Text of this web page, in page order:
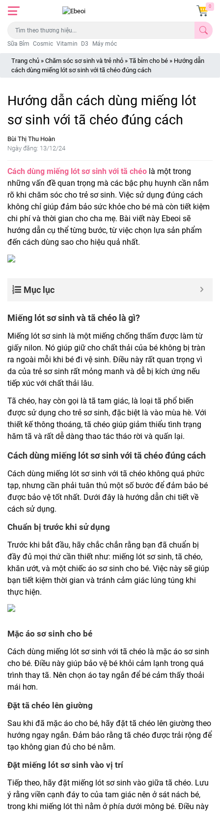
Sữa Bỉm Cosmic Vitamin D3 Máy móc
0
Trang chủ »Chăm sóc sơ sinh và trẻ nhỏ »Tã bỉm cho bé » Hướng dẫn
cách dùng miếng lót sơ sinh với tã chéo đúng cách
Hướng dẫn cách dùng miếng lót
sơ sinh với tã chéo đúng cách
Bùi Thị Thu Hoàn
Ngày đăng: 13/12/24
Cách dùng miếng lót sơ sinh với tã chéo là một trong
những vấn đề quan trọng mà các bậc phụ huynh cần nắm
rõ khi chăm sóc cho trẻ sơ sinh. Việc sử dụng đúng cách
không chỉ giúp đảm bảo sức khỏe cho bé mà còn tiết kiệm
chi phí và thời gian cho cha mẹ. Bài viết này Ebeoi sẽ
hướng dẫn cụ thể từng bước, từ việc chọn lựa sản phẩm
đến cách dùng sao cho hiệu quả nhất.
Mục lục
Miếng lót sơ sinh và tã chéo là gì?
Miếng lót sơ sinh là một miếng chống thấm được làm từ
giấy nilon. Nó giúp giữ cho chất thải của bé không bị tràn
ra ngoài mỗi khi bé đi vệ sinh. Điều này rất quan trọng vì
da của trẻ sơ sinh rất mỏng manh và dễ bị kích ứng nếu
tiếp xúc với chất thải lâu.
Tã chéo, hay còn gọi là tã tam giác, là loại tã phổ biến
được sử dụng cho trẻ sơ sinh, đặc biệt là vào mùa hè. Với
thiết kế thông thoáng, tã chéo giúp giảm thiểu tình trạng
hăm tã và rất dễ dàng thao tác tháo rời và quấn lại.
Cách dùng miếng lót sơ sinh với tã chéo đúng cách
Cách dùng miếng lót sơ sinh với tã chéo không quá phức
tạp, nhưng cần phải tuân thủ một số bước để đảm bảo bé
được bảo vệ tốt nhất. Dưới đây là hướng dẫn chi tiết về
cách sử dụng.
Chuẩn bị trước khi sử dụng
Trước khi bắt đầu, hãy chắc chắn rằng bạn đã chuẩn bị
đầy đủ mọi thứ cần thiết như: miếng lót sơ sinh, tã chéo,
khăn ướt, và một chiếc áo sơ sinh cho bé. Việc này sẽ giúp
bạn tiết kiệm thời gian và tránh cảm giác lúng túng khi
thực hiện.
Mặc áo sơ sinh cho bé
Cách dùng miếng lót sơ sinh với tã chéo là mặc áo sơ sinh
cho bé. Điều này giúp bảo vệ bé khỏi cảm lạnh trong quá
trình thay tã. Nên chọn áo tay ngắn để bé cảm thấy thoải
mái hơn.
Đặt tã chéo lên giường
Sau khi đã mặc áo cho bé, hãy đặt tã chéo lên giường theo
hướng ngay ngắn. Đảm bảo rằng tã chéo được trải rộng để
tạo không gian đủ cho bé nằm.
Đặt miếng lót sơ sinh vào vị trí
Tiếp theo, hãy đặt miếng lót sơ sinh vào giữa tã chéo. Lưu
ý rằng viền cạnh đáy to của tam giác nên ở sát nách bé,
trong khi miếng lót thì nằm ở phía dưới mông bé. Điều này